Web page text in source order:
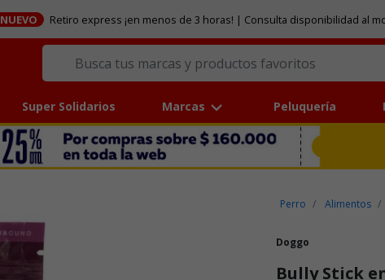
NUEVO Retiro express ¡en menos de 3 horas! | Consulta disponibilidad al
Super Solidarios Marcas Peluquería
Perro Alimentos
Doggo
Bully Stick